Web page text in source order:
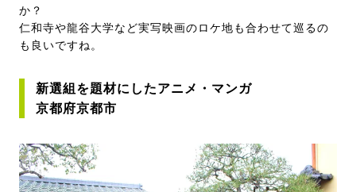
か？
仁和寺や龍谷大学など実写映画のロケ地も合わせて巡るの
も良いですね。
新選組を題材にしたアニメ・マンガ
京都府京都市